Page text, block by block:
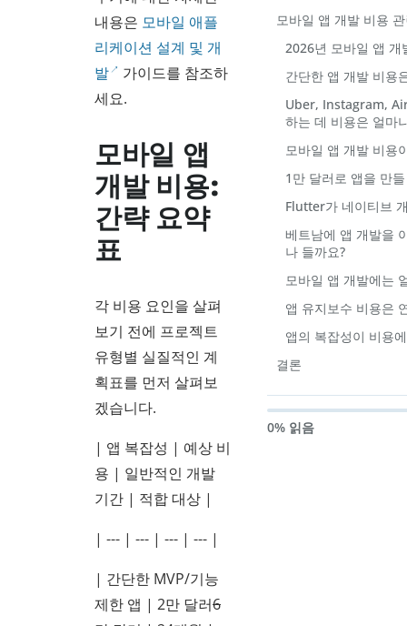
내용은 모바일 애플
리케이션 설계 및 개
발
가이드를 참조하
세요.
모바일 앱
개발 비용:
간략 요약
표
각 비용 요인을 살펴
보기 전에 프로젝트
유형별 실질적인 계
획표를 먼저 살펴보
겠습니다.
| 앱 복잡성 | 예상 비
용 | 일반적인 개발
기간 | 적합 대상 |
| --- | --- | --- | --- |
| 간단한 MVP/기능
제한 앱 | 2만 달러6
모바일 앱 개발 비용
2026년 모바일 앱 개
간단한 앱 개발 비용
Uber, Instagram,
하는 데 비용은 얼마
모바일 앱 개발 비용
1만 달러로 앱을 만
Flutter가 네이티브
베트남에 앱 개발을
나 들까요?
모바일 앱 개발에는
앱 유지보수 비용은
앱의 복잡성이 비용
결론
0% 읽음